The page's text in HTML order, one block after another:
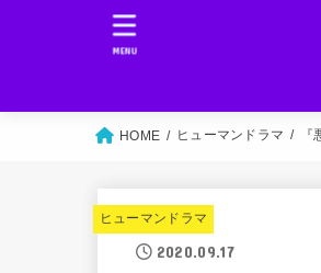
MENU
HOME ヒューマンドラマ
ヒューマンドラマ
2020.09.17